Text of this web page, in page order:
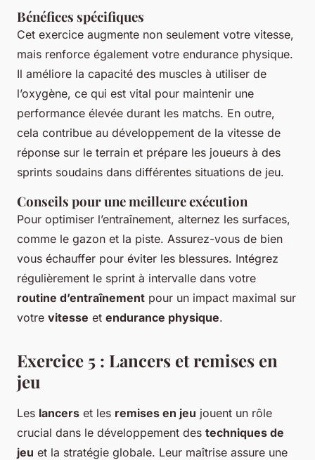
Bénéfices spécifiques
Cet exercice augmente non seulement votre vitesse,
mais renforce également votre endurance physique.
Il améliore la capacité des muscles à utiliser de
l’oxygène, ce qui est vital pour maintenir une
performance élevée durant les matchs. En outre,
cela contribue au développement de la vitesse de
réponse sur le terrain et prépare les joueurs à des
sprints soudains dans différentes situations de jeu.
Conseils pour une meilleure exécution
Pour optimiser l’entraînement, alternez les surfaces,
comme le gazon et la piste. Assurez-vous de bien
vous échauffer pour éviter les blessures. Intégrez
régulièrement le sprint à intervalle dans votre
routine d’entraînement pour un impact maximal sur
votre vitesse et endurance physique.
Exercice 5 : Lancers et remises en
jeu
Les lancers et les remises en jeu jouent un rôle
crucial dans le développement des techniques de
jeu et la stratégie globale. Leur maîtrise assure une